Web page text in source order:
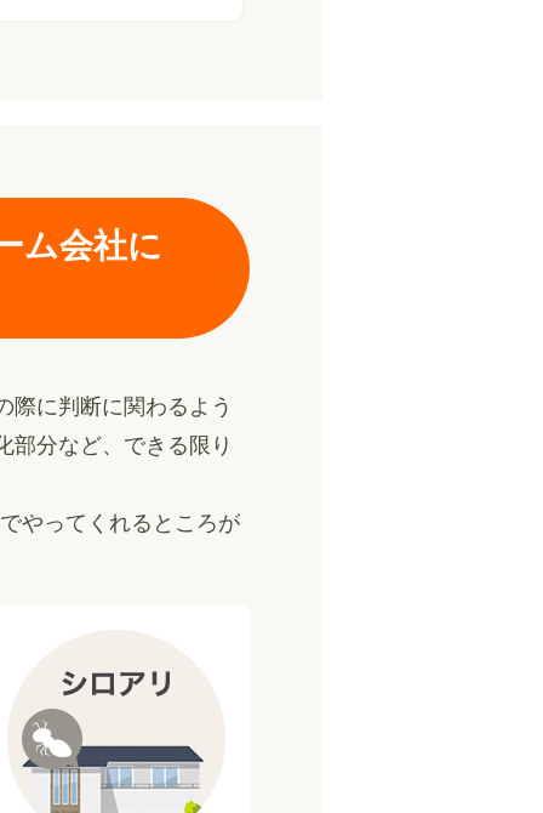
ム会社に
際に判断に関わるよう
部分など、できる限り
やってくれるところが